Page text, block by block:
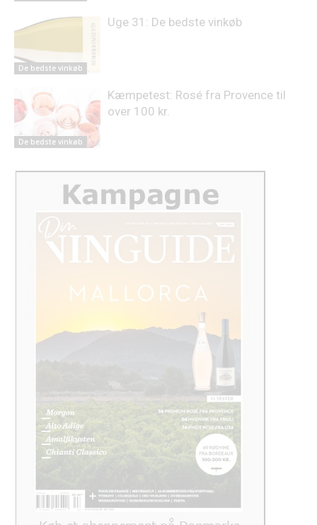
De bedste vinkøb
Uge 31: De bedste vinkøb
De bedste vinkøb
Kæmpetest: Rosé fra Provence til
over 100 kr.